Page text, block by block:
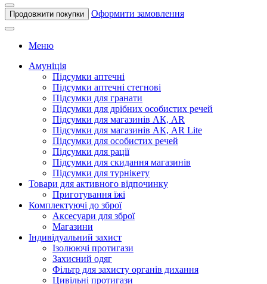
Продовжити покупки Оформити замовлення
Меню
Амуніція
Підсумки аптечні
Підсумки аптечні стегнові
Підсумки для гранати
Підсумки для дрібних особистих речей
Підсумки для магазинів АК, AR
Підсумки для магазинів АК, AR Lite
Підсумки для особистих речей
Підсумки для рації
Підсумки для скидання магазинів
Підсумки для турнікету
Товари для активного відпочинку
Приготування їжі
Комплектуючі до зброї
Аксесуари для зброї
Магазини
Індивідуальний захист
Ізолюючі протигази
Захисний одяг
Фільтр для захисту органів дихання
Цивільні протигази